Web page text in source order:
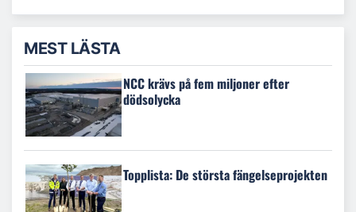
MEST LÄSTA
NCC krävs på fem miljoner efter
dödsolycka
Topplista: De största fängelseprojekten